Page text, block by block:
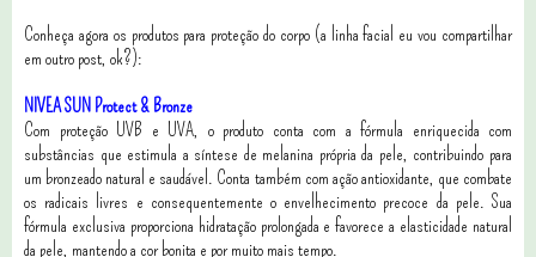
Conheça agora os produtos para proteção do corpo (a linha facial eu vou compartilhar
em outro post, ok?):
NIVEA SUN Protect & Bronze
Com proteção UVB e UVA, o produto conta com a fórmula enriquecida com
substâncias que estimula a síntese de melanina própria da pele, contribuindo para
um bronzeado natural e saudável. Conta também com ação antioxidante, que combate
os radicais livres e consequentemente o envelhecimento precoce da pele. Sua
fórmula exclusiva proporciona hidratação prolongada e favorece a elasticidade natural
da pele, mantendo a cor bonita e por muito mais tempo.